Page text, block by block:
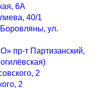
6А
40/1
ул.
пр-т Партизанский,
2
2